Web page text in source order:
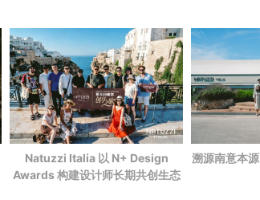
Natuzzi Italia 以 N+ Design
Awards 构建设计师长期共创生态
溯源南意本